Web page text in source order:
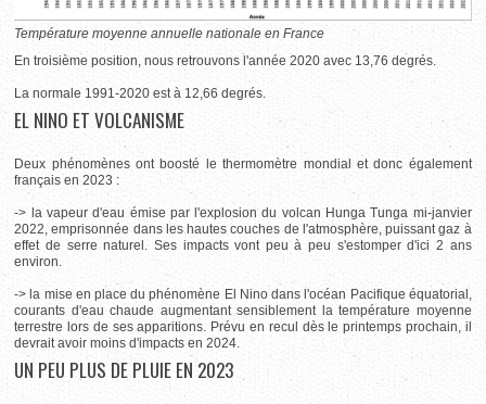
Température moyenne annuelle nationale en France
En troisième position, nous retrouvons l'année 2020 avec 13,76 degrés.
La normale 1991-2020 est à 12,66 degrés.
EL NINO ET VOLCANISME
Deux phénomènes ont boosté le thermomètre mondial et donc également
français en 2023 :
-> la vapeur d'eau émise par l'explosion du volcan Hunga Tunga mi-janvier
2022, emprisonnée dans les hautes couches de l'atmosphère, puissant gaz à
effet de serre naturel. Ses impacts vont peu à peu s'estomper d'ici 2 ans
environ.
-> la mise en place du phénomène El Nino dans l'océan Pacifique équatorial,
courants d'eau chaude augmentant sensiblement la température moyenne
terrestre lors de ses apparitions. Prévu en recul dès le printemps prochain, il
devrait avoir moins d'impacts en 2024.
UN PEU PLUS DE PLUIE EN 2023